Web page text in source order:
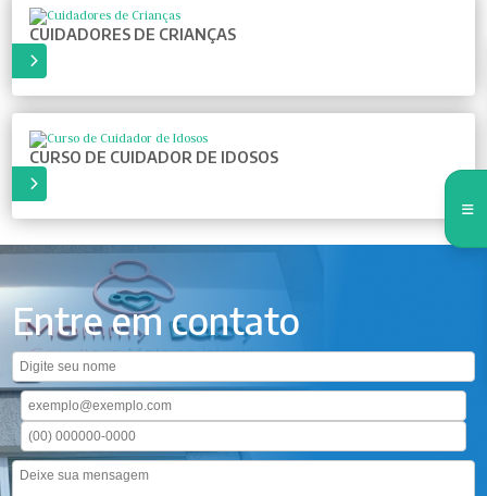
CUIDADORES DE CRIANÇAS
CURSO DE CUIDADOR DE IDOSOS
Entre em contato